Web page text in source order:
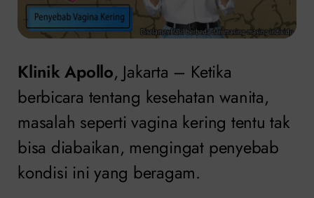
Klinik Apollo, Jakarta – Ketika
berbicara tentang kesehatan wanita,
masalah seperti vagina kering tentu tak
bisa diabaikan, mengingat penyebab
kondisi ini yang beragam.